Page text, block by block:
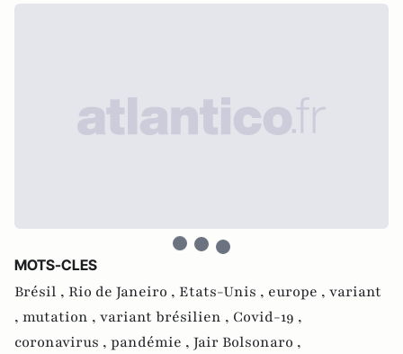
MOTS-CLES
Brésil , Rio de Janeiro , Etats-Unis , europe , variant
, mutation , variant brésilien , Covid-19 ,
coronavirus , pandémie , Jair Bolsonaro ,